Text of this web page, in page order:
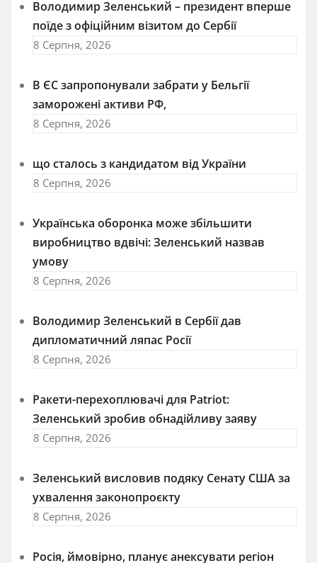
Володимир Зеленський – президент вперше
поїде з офіційним візитом до Сербії
8 Серпня, 2026
В ЄС запропонували забрати у Бельгії
заморожені активи РФ,
8 Серпня, 2026
що сталось з кандидатом від України
8 Серпня, 2026
Українська оборонка може збільшити
виробництво вдвічі: Зеленський назвав
умову
8 Серпня, 2026
Володимир Зеленський в Сербії дав
дипломатичний ляпас Росії
8 Серпня, 2026
Ракети-перехоплювачі для Patriot:
Зеленський зробив обнадійливу заяву
8 Серпня, 2026
Зеленський висловив подяку Сенату США за
ухвалення законопроєкту
8 Серпня, 2026
Росія, ймовірно, планує анексувати регіон